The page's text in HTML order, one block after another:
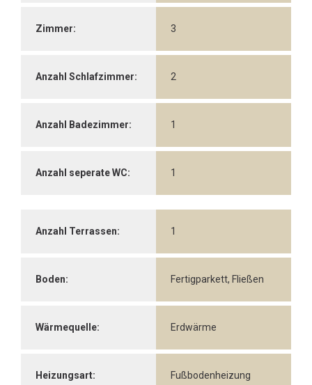
Zimmer: 3
Anzahl Schlafzimmer: 2
Anzahl Badezimmer: 1
Anzahl seperate WC: 1
Anzahl Terrassen: 1
Boden: Fertigparkett, Fließen
Wärmequelle: Erdwärme
Heizungsart: Fußbodenheizung